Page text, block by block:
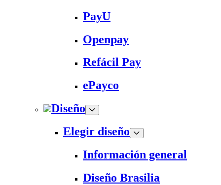
PayU
Openpay
Refácil Pay
ePayco
Diseño
Elegir diseño
Información general
Diseño Brasilia